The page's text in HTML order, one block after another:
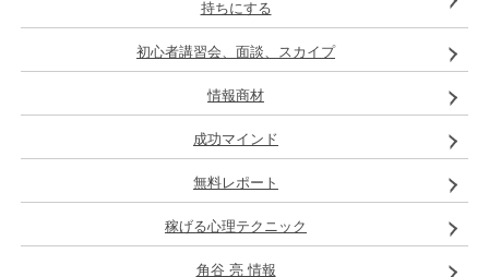
持ちにする
初心者講習会、面談、スカイプ
情報商材
成功マインド
無料レポート
稼げる心理テクニック
角谷 亮 情報